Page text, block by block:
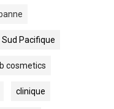
Sud Pacifique
cosmetics
clinique